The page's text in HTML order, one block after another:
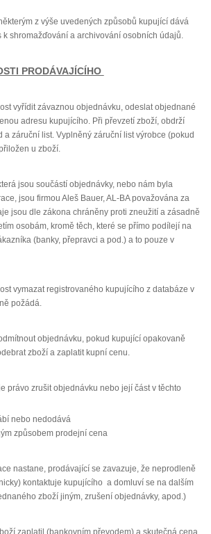
z výše uvedených způsobů kupující dává
shromažďování a archivování osobních údajů.
PRODÁVAJÍCÍHO
vyřídit závaznou objednávku, odeslat objednané
adresu kupujícího. Při převzetí zboží, obdrží
a záruční list. Vyplněný záruční list výrobce (pokud
u zboží.
jsou součástí objednávky, nebo nám byla
jsou firmou Aleš Bauer, AL-BA považována za
jsou dle zákona chráněny proti zneužití a zásadně
osobám, kromě těch, které se přímo podílejí na
(banky, přepravci a pod.) a to pouze v
vymazat registrovaného kupujícího z databáze v
požádá.
objednávku, pokud kupující opakovaně
zboží a zaplatit kupní cenu.
právo zrušit objednávku nebo její část v těchto
nebo nedodává
způsobem prodejní cena
nastane, prodávající se zavazuje, že neprodleně
kontaktuje kupujícího a domluví se na dalším
zboží jiným, zrušení objednávky, apod.)
zaplatil (bankovním převodem) a skutečná cena